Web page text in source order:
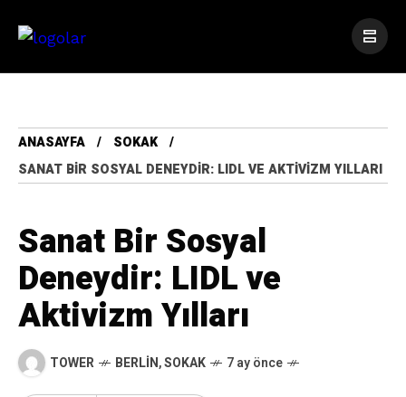
ANASAYFA
SOKAK
SANAT BIR SOSYAL DENEYDIR: LIDL VE AKTIVIZM YILLARI
Sanat Bir Sosyal
Deneydir: LIDL ve
Aktivizm Yılları
TOWER BERLIN,SOKAK 7 ay önce